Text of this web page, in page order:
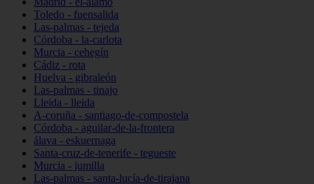
Toledo - fuensalida
Las-palmas - tejeda
Córdoba - la-carlota
Murcia - cehegín
Cádiz - rota
Huelva - gibraleón
Las-palmas - tinajo
Lleida - lleida
A-coruña - santiago-de-compostela
Córdoba - aguilar-de-la-frontera
álava - eskuernaga
Santa-cruz-de-tenerife - tegueste
Murcia - jumilla
Las-palmas - santa-lucía-de-tirajana